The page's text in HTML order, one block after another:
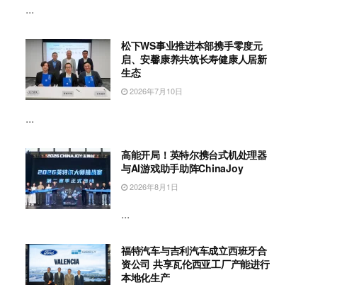
...
松下WS事业推进本部携手零度元
启、安馨康养共筑长寿健康人居新
生态
2026年7月10日
...
高能开局！英特尔携台式机处理器
与AI游戏助手助阵ChinaJoy
2026年8月1日
...
福特汽车与吉利汽车成立西班牙合
资公司 共享瓦伦西亚工厂产能进行
本地化生产